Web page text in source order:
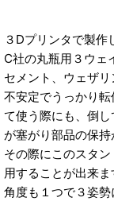
３Dプリンタで製作
C社の丸瓶用３ウェ
セメント、ウェザ
不安定でうっかり
て使う際にも、倒
が塞がり部品の保持
その際にこのスタ
用することが出来ま
角度も１つで３姿勢